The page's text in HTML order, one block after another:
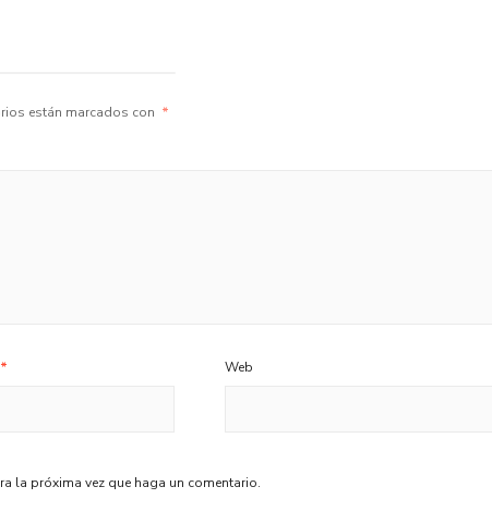
están marcados con *
* Web
la próxima vez que haga un comentario.